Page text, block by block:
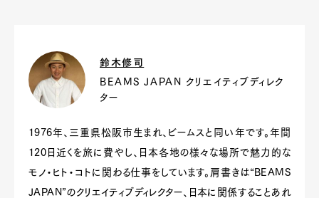
鈴木修司
BEAMS JAPAN クリエイティブディレク
ター
1976年、三重県松阪市生まれ、ビームスと同い年です。年間
120日近くを旅に費やし、日本各地の様々な場所で魅力的な
モノ・ヒト・コトに関わる仕事をしています。肩書きは“BEAMS
JAPAN”のクリエイティブディレクター、日本に関係することあれ